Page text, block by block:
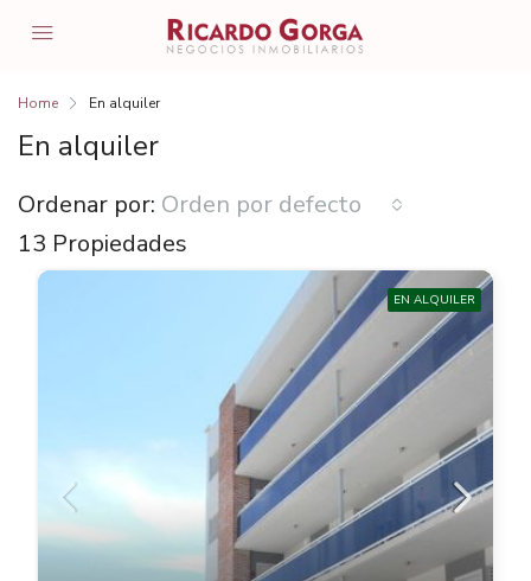
Home En alquiler
En alquiler
13 Propiedades
Ordenar por: Orden por defecto
EN ALQUILER